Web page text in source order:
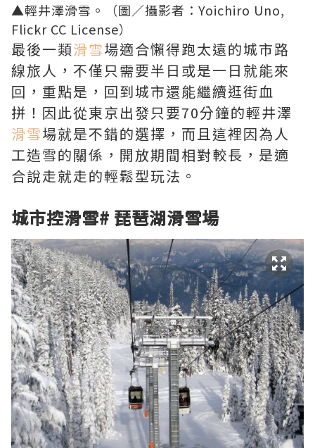
▲輕井澤滑雪。（圖／攝影者： Yoichiro Uno,
Flickr CC License）
最後一類滑雪場適合懶得跑太遠的城市路
線旅人，不僅只需要半日或是一日就能來
回，重點是，回到城市還能繼續逛街血
拼！因此從東京出發只要70分鐘的輕井澤
滑雪場就是不錯的選擇，而且這裡因為人
工造雪的關係，開放期間相對較長，是適
合說走就走的輕鬆型玩法。
城市控滑雪# 琵琶湖滑雪場